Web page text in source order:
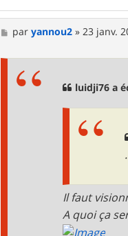
M
e
paryannou2 »23 janv.
luidji76 a
Il faut
A quoi ça